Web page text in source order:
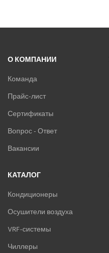
О КОМПАНИИ
Команда
Прайс-лист
Сертификаты
Вопрос - Ответ
Вакансии
КАТАЛОГ
Кондиционеры
Осушители воздуха
VRF-системы
Чиллеры